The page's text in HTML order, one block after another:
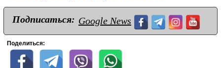
Подписаться: Google News
Поделиться: